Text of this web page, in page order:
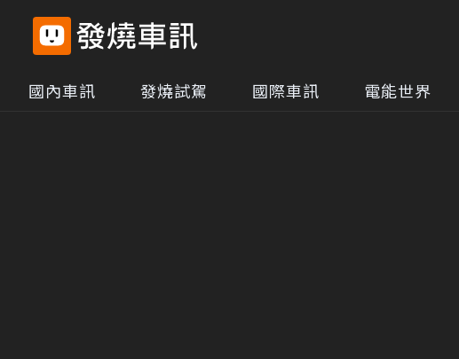
國內車訊 發燒試駕 國際車訊 電能世界